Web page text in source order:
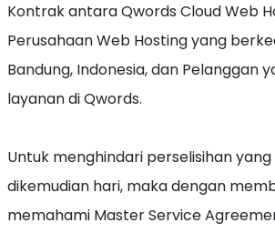
Kontrak antara Qwords Cloud Web
Perusahaan Web Hosting yang
Bandung, Indonesia, dan Pelanggan
layanan di Qwords.
Untuk menghindari perselisihan
dikemudian hari, maka dengan
memahami Master Service